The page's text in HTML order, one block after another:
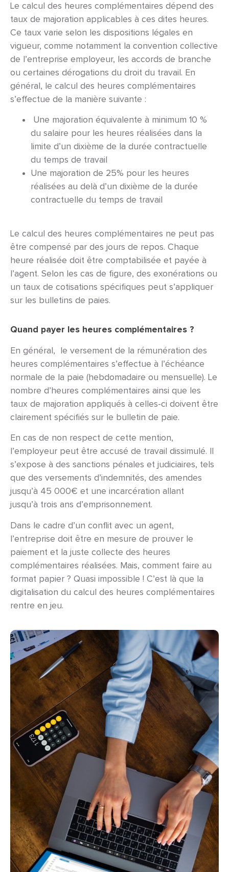
Le calcul des heures complémentaires dépend des
taux de majoration applicables à ces dites heures.
Ce taux varie selon les dispositions légales en
vigueur, comme notamment la convention collective
de l’entreprise employeur, les accords de branche
ou certaines dérogations du droit du travail. En
général, le calcul des heures complémentaires
s’effectue de la manière suivante :
Une majoration équivalente à minimum 10 %
du salaire pour les heures réalisées dans la
limite d’un dixième de la durée contractuelle
du temps de travail
Une majoration de 25% pour les heures
réalisées au delà d’un dixième de la durée
contractuelle du temps de travail
Le calcul des heures complémentaires ne peut pas
être compensé par des jours de repos. Chaque
heure réalisée doit être comptabilisée et payée à
l’agent. Selon les cas de figure, des exonérations ou
un taux de cotisations spécifiques peut s’appliquer
sur les bulletins de paies.
Quand payer les heures complémentaires ?
En général,
le versement de la rémunération des
heures complémentaires s’effectue à l’échéance
normale de la paie (hebdomadaire ou mensuelle). Le
nombre d’heures complémentaires ainsi que les
taux de majoration appliqués à celles-ci doivent être
clairement spécifiés sur le bulletin de paie.
En cas de non respect de cette mention,
l’employeur peut être accusé de travail dissimulé. Il
s’expose à des sanctions pénales et judiciaires, tels
que des versements d’indemnités, des amendes
jusqu’à 45 000€ et une incarcération allant
jusqu’à trois ans d’emprisonnement.
Dans le cadre d’un conflit avec un agent,
l’entreprise doit être en mesure de prouver le
paiement et la juste collecte des heures
complémentaires réalisées. Mais, comment faire au
format papier ? Quasi impossible ! C’est là que la
digitalisation du calcul des heures complémentaires
rentre en jeu.